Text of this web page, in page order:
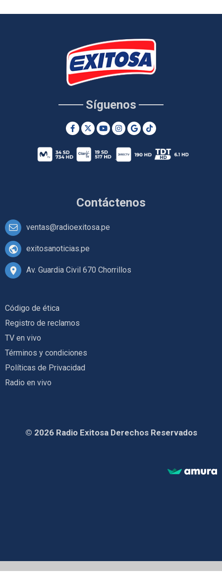
Contáctenos
ventas@radioexitosa.pe
exitosanoticias.pe
Av. Guardia Civil 670 Chorrillos
Síguenos
Código de ética
Registro de reclamos
TV en vivo
Términos y condiciones
Políticas de Privacidad
Radio en vivo
© 2026 Radio Exitosa Derechos Reservados